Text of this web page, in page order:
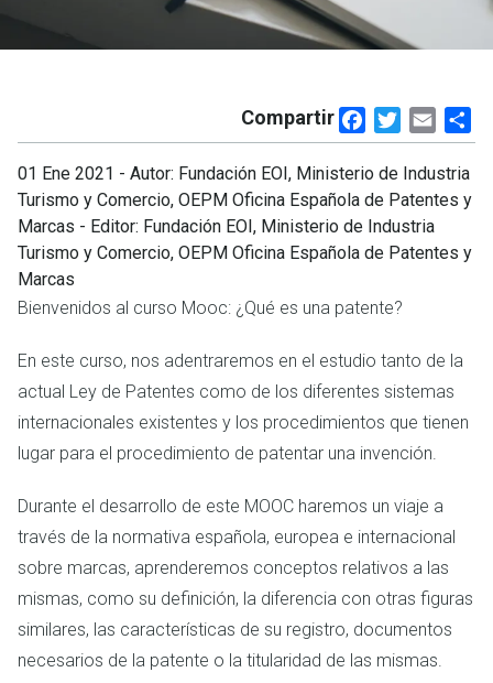
Compartir FacebookTwitterEmail
01 Ene 2021 - Autor: Fundación EOI, Ministerio de Industria
Turismo y Comercio, OEPM Oficina Española de Patentes y
Marcas - Editor: Fundación EOI, Ministerio de Industria
Turismo y Comercio, OEPM Oficina Española de Patentes y
Marcas
Bienvenidos al curso Mooc: ¿Qué es una patente?
En este curso, nos adentraremos en el estudio tanto de la
actual Ley de Patentes como de los diferentes sistemas
internacionales existentes y los procedimientos que tienen
lugar para el procedimiento de patentar una invención.
Durante el desarrollo de este MOOC haremos un viaje a
través de la normativa española, europea e internacional
sobre marcas, aprenderemos conceptos relativos a las
mismas, como su definición, la diferencia con otras figuras
similares, las características de su registro, documentos
necesarios de la patente o la titularidad de las mismas.